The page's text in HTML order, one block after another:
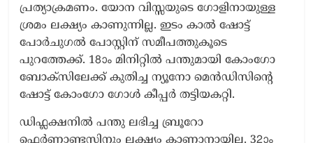
പ്രത്യാക്രമണം. യോന വിസ്സയുടെ ഗോളിനായുള്ള
ശ്രമം ലക്ഷ്യം കാണുന്നില്ല. ഇടം കാൽ ഷോട്ട്
പോർചുഗൽ പോസ്റ്റിന് സമീപത്തുകൂടെ
പുറത്തേക്ക്. 18ാം മിനിറ്റിൽ പന്തുമായി കോംഗോ
ബോക്സിലേക്ക് കുതിച്ച ന്യൂനോ മെന്‍ഡിസിന്റെ
ഷോട്ട് കോംഗോ ഗോൾ കീപ്പർ തട്ടിയകറ്റി.
ഡിഫ്ലക്ഷനിൽ പന്തു ലഭിച്ച ബ്രൂറോ